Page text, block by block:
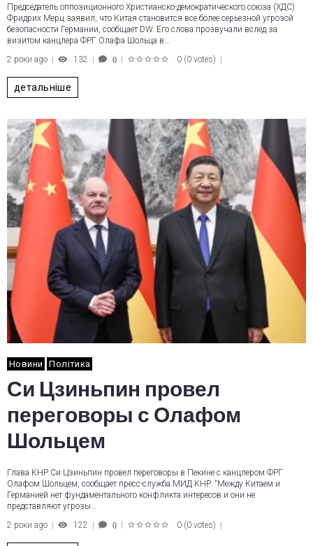
Председатель оппозиционного Христианско-демократического союза (ХДС)
Фридрих Мерц заявил, что Китая становится все более серьезной угрозой
безопасности Германии, сообщает DW. Его слова прозвучали вслед за
визитом канцлера ФРГ Олафа Шольца в…
2 роки ago
132 0 0 (0 votes)
детальніше
Новини Політика
Си Цзиньпин провел
переговоры с Олафом
Шольцем
Глава КНР Си Цзиньпин провел переговоры в Пекине с канцлером ФРГ
Олафом Шольцем, сообщает пресс-служба МИД КНР. “Между Китаем и
Германией нет фундаментального конфликта интересов и они не
представляют угрозы…
2 роки ago
122 0 0 (0 votes)